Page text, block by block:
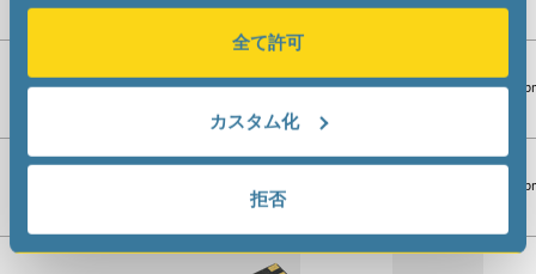
全て許可
カスタム化
拒否
OV-7605-C8 MEDICAL 2.0 x 1.2 x 0.80 32.768 kHz ±20
±20